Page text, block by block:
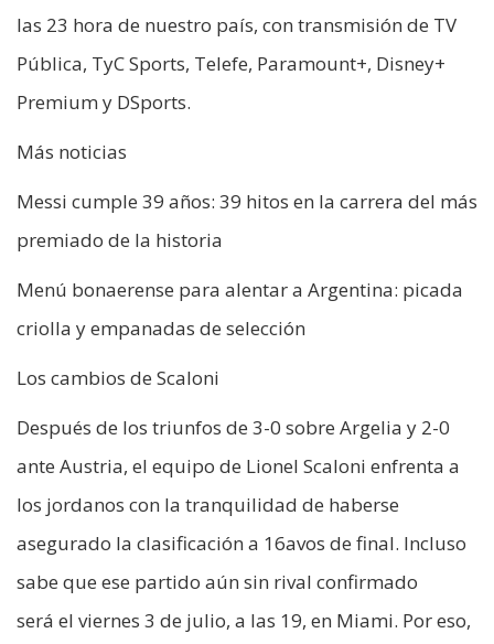
las 23 hora de nuestro país, con transmisión de TV
Pública, TyC Sports, Telefe, Paramount+, Disney+
Premium y DSports.
Más noticias
Messi cumple 39 años: 39 hitos en la carrera del más
premiado de la historia
Menú bonaerense para alentar a Argentina: picada
criolla y empanadas de selección
Los cambios de Scaloni
Después de los triunfos de 3-0 sobre Argelia y 2-0
ante Austria, el equipo de Lionel Scaloni enfrenta a
los jordanos con la tranquilidad de haberse
asegurado la clasificación a 16avos de final. Incluso
sabe que ese partido aún sin rival confirmado
será el viernes 3 de julio, a las 19, en Miami. Por eso,